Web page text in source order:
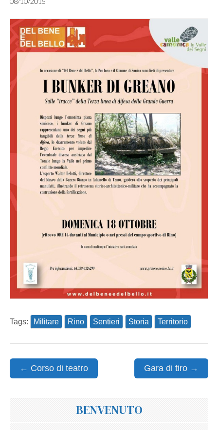
Tags: Militare Rino Sentieri Storia Territorio
Post
navigation
← Corso di teatro Gara di tiro →
BENVENUTO